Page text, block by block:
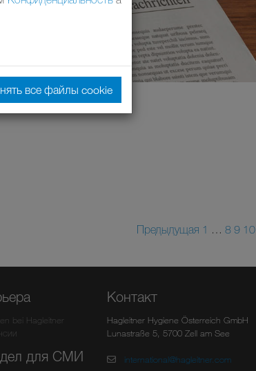
Предыдущая 1 … 8 9 10
bei Hagleitner
для СМИ
Контакт
Hagleitner Hygiene Österreich GmbH
Lunastraße 5, 5700 Zell am See
international@hagleitner.com
все файлы cookie